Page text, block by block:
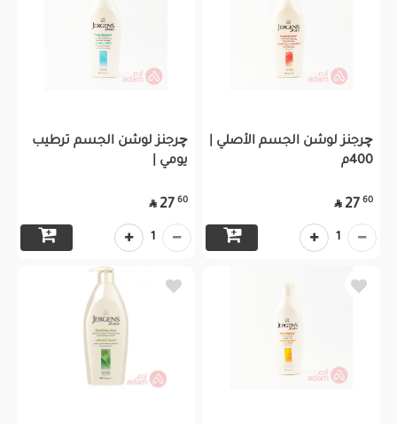
چرجنز لوشن الجسم الأصلي |
400م
60
27

1
چرجنز لوشن الجسم ترطيب
يومي |
60
27

1